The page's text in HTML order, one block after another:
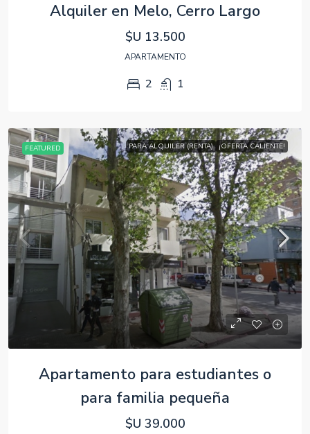
Alquiler en Melo, Cerro Largo
$U 13.500
APARTAMENTO
2 1
FEATURED PARA ALQUILER (RENTA) ¡OFERTA CALIENTE!
Apartamento para estudiantes o
para familia pequeña
$U 39.000